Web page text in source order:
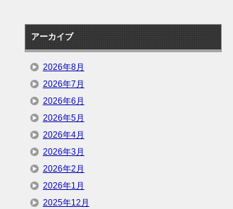
アーカイブ
2026年8月
2026年7月
2026年6月
2026年5月
2026年4月
2026年3月
2026年2月
2026年1月
2025年12月